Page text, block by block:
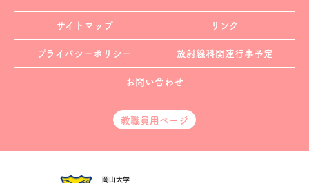
サイトマップ リンク
プライバシーポリシー 放射線科関連行事予定
お問い合わせ
教職員用ページ